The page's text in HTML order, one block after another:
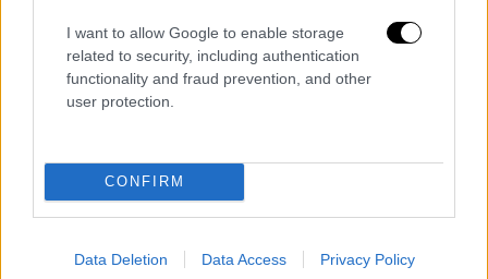
I want to allow Google to enable storage
related to security, including authentication
functionality and fraud prevention, and other
user protection.
CONFIRM
Data Deletion Data Access Privacy Policy
Τρομερό φινάλε και νίκη στο 99' για τον
Άρη επί της μαχητικής ΑΕΛ
Ο Άρης επικράτησε 2-1 της ΑΕΛ